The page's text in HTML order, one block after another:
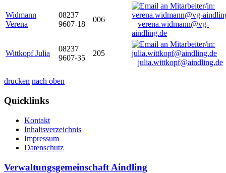
Widmann
Verena
08237
9607-18
006
verena.widmann@vg-
aindling.de
Wittkopf Julia
08237
9607-35
205
julia.wittkopf@aindling.de
drucken nach oben
Quicklinks
Kontakt
Inhaltsverzeichnis
Impressum
Datenschutz
Verwaltungsgemeinschaft Aindling